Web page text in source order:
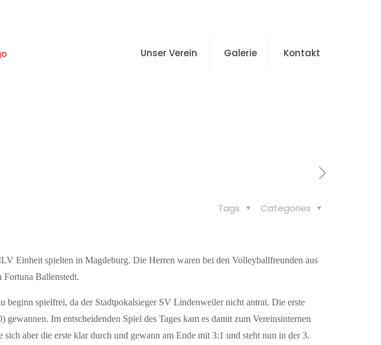
Unser Verein Galerie Kontakt
Categories
Tags
Einheit spielten in Magdeburg. Die Herren waren bei den Volleyballfreunden aus
Ballenstedt.
spielfrei, da der Stadtpokalsieger SV Lindenweiler nicht antrat. Die erste
Im entscheidenden Spiel des Tages kam es damit zum Vereinsinternen
aber die erste klar durch und gewann am Ende mit 3:1 und steht nun in der 3.